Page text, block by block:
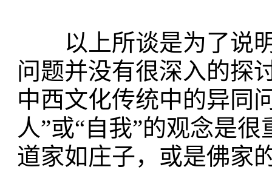
以上所谈是为了说明
问题并没有很深入的探
中西文化传统中的异同
人”或“自我”的观念是
道家如庄子，或是佛家